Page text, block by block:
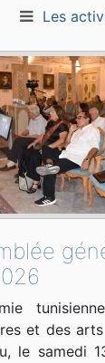
Les
et des arts
le samedi